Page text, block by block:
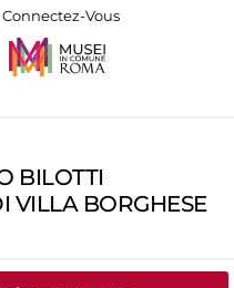
Connectez-Vous
BILOTTI
VILLA BORGHESE